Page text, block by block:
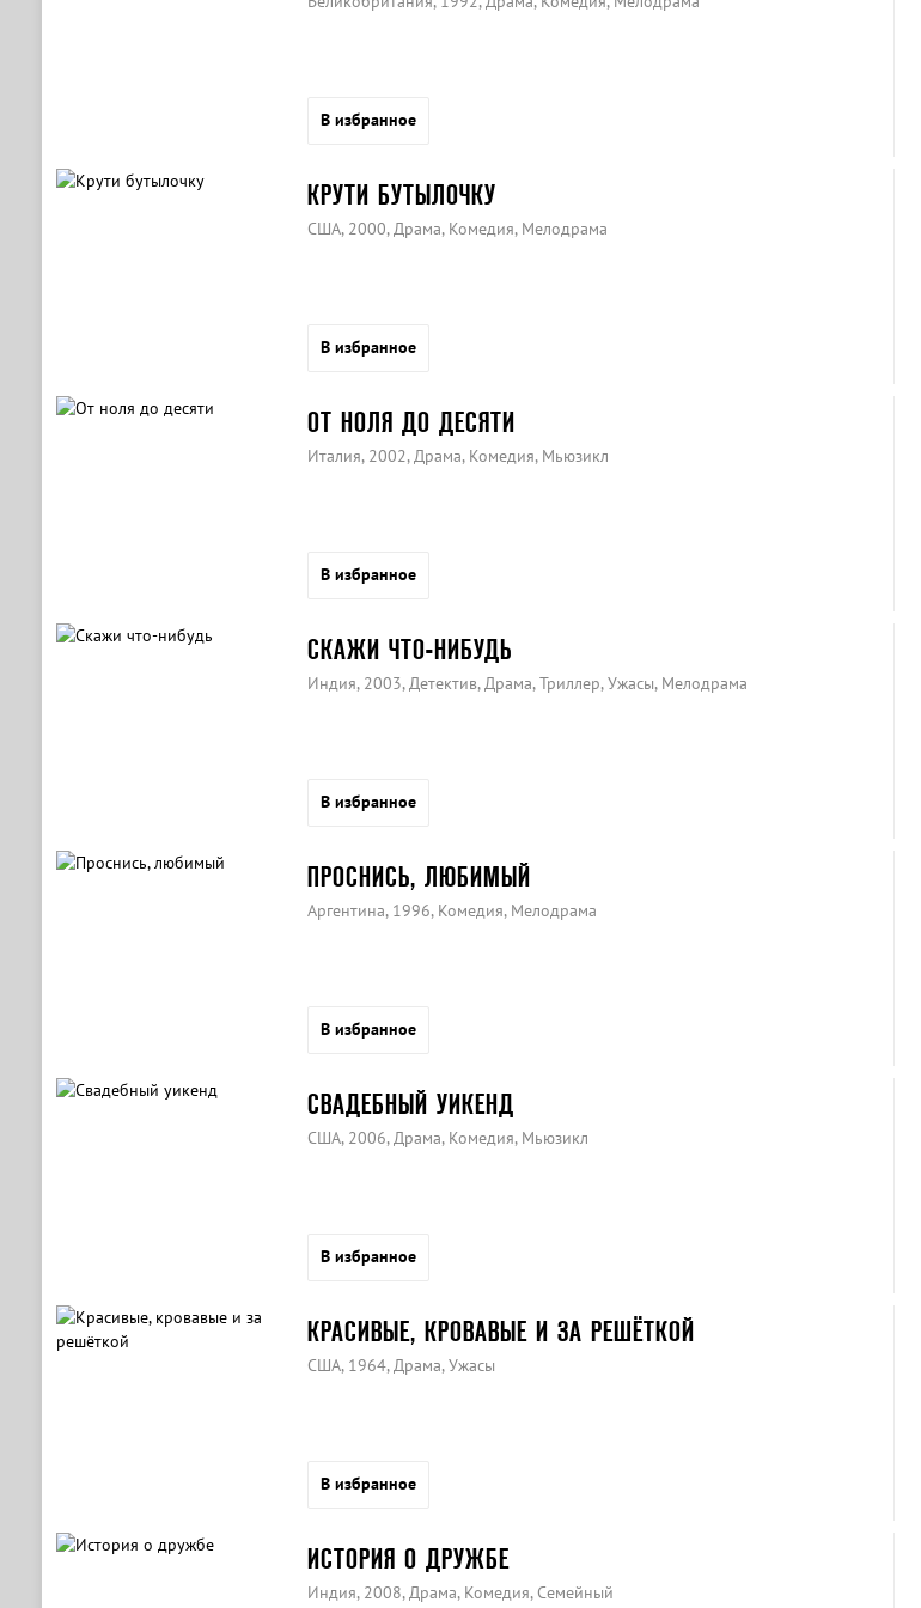
В избранное
КРУТИ БУТЫЛОЧКУ
США, 2000, Драма, Комедия, Мелодрама
В избранное
ОТ НОЛЯ ДО ДЕСЯТИ
Италия, 2002, Драма, Комедия, Мьюзикл
В избранное
СКАЖИ ЧТО-НИБУДЬ
Индия, 2003, Детектив, Драма, Триллер, Ужасы, Мелодрама
В избранное
ПРОСНИСЬ, ЛЮБИМЫЙ
Аргентина, 1996, Комедия, Мелодрама
В избранное
СВАДЕБНЫЙ УИКЕНД
США, 2006, Драма, Комедия, Мьюзикл
В избранное
КРАСИВЫЕ, КРОВАВЫЕ И ЗА РЕШЁТКОЙ
США, 1964, Драма, Ужасы
В избранное
ИСТОРИЯ О ДРУЖБЕ
Индия, 2008, Драма, Комедия, Семейный